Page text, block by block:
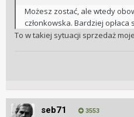
Możesz zostać, ale wtedy
członkowska. Bardziej opłaca
To w takiej sytuacji sprzedaż
seb71 3553